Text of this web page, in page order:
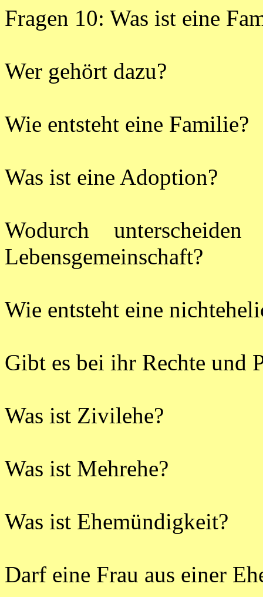
Fragen 10: Was ist eine
Wer gehört dazu?
Wie entsteht eine Familie?
Was ist eine Adoption?
Wodurch
Lebensgemeinschaft?
Wie entsteht eine
Gibt es bei ihr Rechte und
Was ist Zivilehe?
Was ist Mehrehe?
Was ist Ehemündigkeit?
Darf eine Frau aus einer